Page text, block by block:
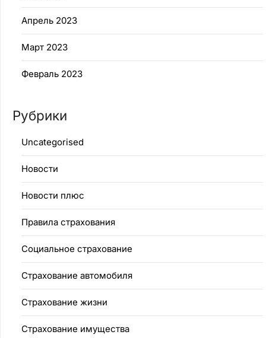
Апрель 2023
Март 2023
Февраль 2023
Рубрики
Uncategorised
Новости
Новости плюс
Правила страхования
Социальное страхование
Страхование автомобиля
Страхование жизни
Страхование имущества